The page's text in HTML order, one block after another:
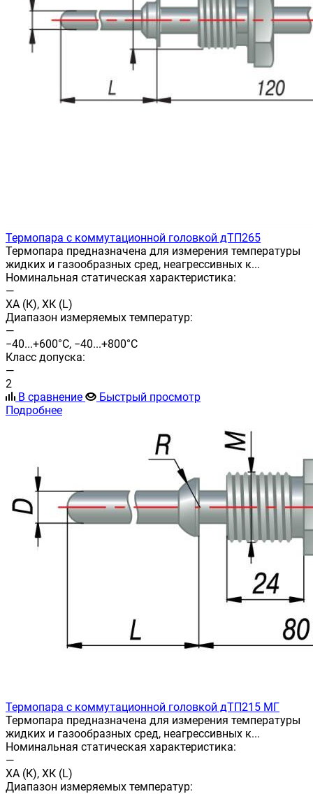
Термопара с коммутационной головкой дТП265
Термопара предназначена для измерения температуры
жидких и газообразных сред, неагрессивных к...
Номинальная статическая характеристика:
—
ХА (К), ХК (L)
Диапазон измеряемых температур:
—
−40...+600°С, −40...+800°С
Класс допуска:
—
2
В сравнение
Быстрый просмотр
Подробнее
Термопара с коммутационной головкой дТП215 МГ
Термопара предназначена для измерения температуры
жидких и газообразных сред, неагрессивных к...
Номинальная статическая характеристика:
—
ХА (К), ХК (L)
Диапазон измеряемых температур: